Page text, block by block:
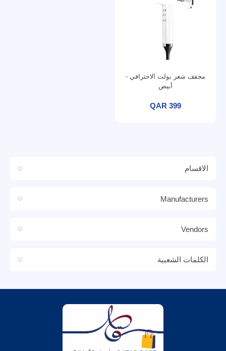
مجفف شعر بولت الاحترافي -
أبيض
QAR 399
الاقسام
Manufacturers
Vendors
الكلمات الشعبية